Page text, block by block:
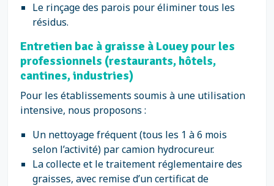
Le rinçage des parois pour éliminer tous les
résidus.
Entretien bac à graisse à Louey pour les
professionnels (restaurants, hôtels,
cantines, industries)
Pour les établissements soumis à une utilisation
intensive, nous proposons :
Un nettoyage fréquent (tous les 1 à 6 mois
selon l’activité) par camion hydrocureur.
La collecte et le traitement réglementaire des
graisses, avec remise d’un certificat de